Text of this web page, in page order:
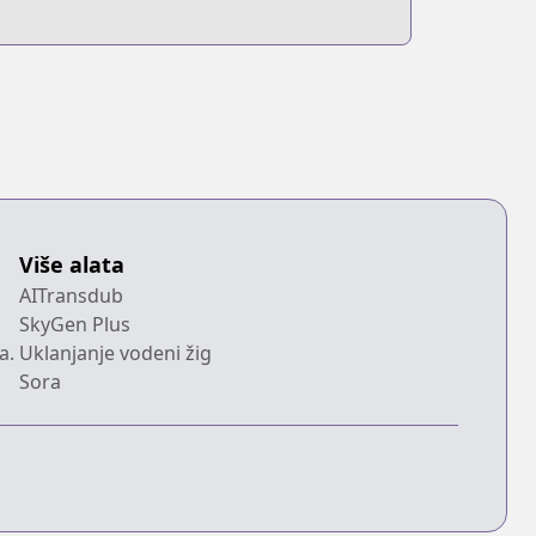
Više alata
AITransdub
SkyGen Plus
Uklanjanje vodeni žig
Sora